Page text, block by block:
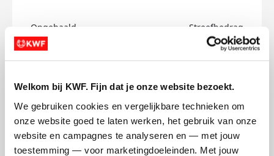
Welkom bij KWF. Fijn dat je onze website bezoekt.
We gebruiken cookies en vergelijkbare technieken om
onze website goed te laten werken, het gebruik van onze
website en campagnes te analyseren en — met jouw
toestemming — voor marketingdoeleinden. Met jouw
Opgehaald
€0
Streefbedrag
€500
Douwe's badges